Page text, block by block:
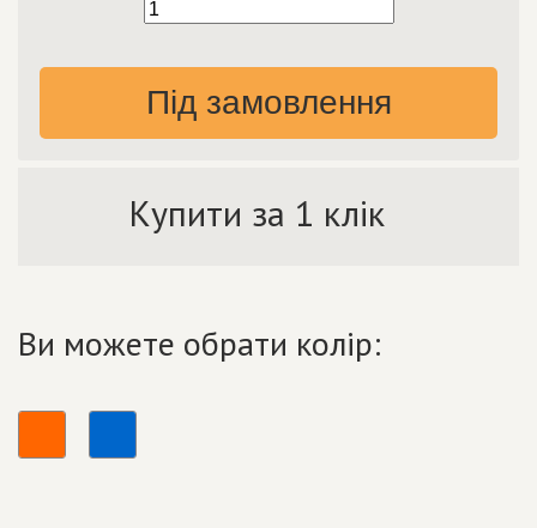
Під замовлення
Купити за 1 клік
Ви можете обрати колір: